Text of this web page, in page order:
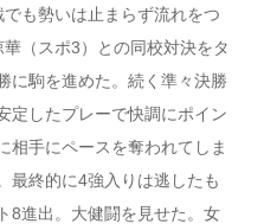
も勢いは止まらず流れをつ
（スポ3）との同校対決をタ
に駒を進めた。続く準々決勝
定したプレーで快調にポイン
相手にペースを奪われてしま
最終的に4強入りは逃したも
8進出。大健闘を見せた。女